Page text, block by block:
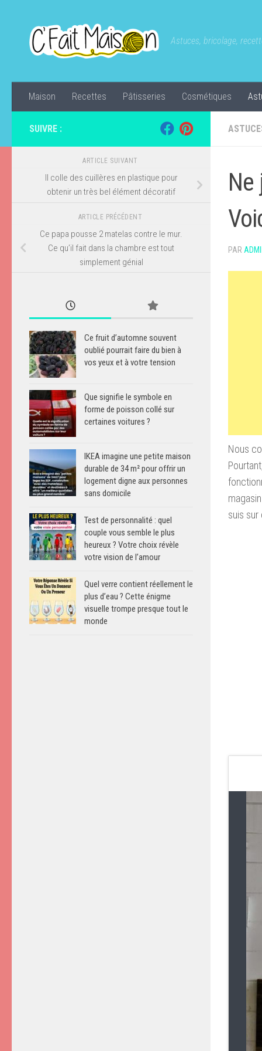
Astuces, bricolage,
Maison Recettes Pâtisseries Cosmétiques
PAR
Nous
suis
SUIVRE :
ARTICLE SUIVANT
Il colle des cuillères en plastique pour
obtenir un très bel élément décoratif
ARTICLE PRÉCÉDENT
Ce papa pousse 2 matelas contre le mur.
Ce qu’il fait dans la chambre est tout
simplement génial
Ce fruit d’automne souvent
oublié pourrait faire du bien à
vos yeux et à votre tension
Que signifie le symbole en
forme de poisson collé sur
certaines voitures ?
IKEA imagine une petite maison
durable de 34 m² pour offrir un
logement digne aux personnes
sans domicile
Test de personnalité : quel
couple vous semble le plus
heureux ? Votre choix révèle
votre vision de l’amour
Quel verre contient réellement le
plus d’eau ? Cette énigme
visuelle trompe presque tout le
monde